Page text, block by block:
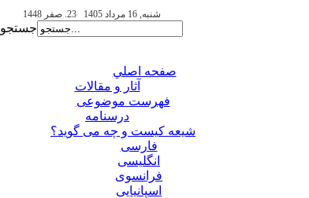
شنبه, 16 مرداد 1405 23. صفر 1448
جستجو
صفحه اصلي
آثار و مقالات
فهرست موضوعی
درسنامه
شیعه کیست و چه می گوید؟
فارسی
انگلیسی
فرانسوی
اسپانیایی